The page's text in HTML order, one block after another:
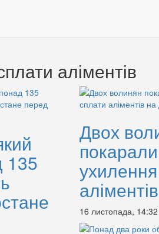
аліментів
135
Двох
16 листопада, 14:32